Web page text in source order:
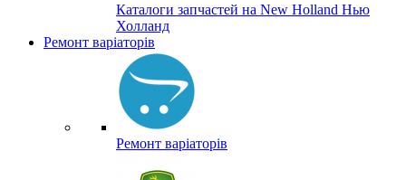
Каталоги запчастей на New Holland Нью
Холланд
Ремонт варіаторів
Ремонт варіаторів